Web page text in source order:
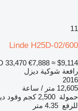
11
Linde H25D-02/600
33,470 €7,888 ≈ $9,114
رافعة شوكية ديزل
2016
12,605 متر / ساعة
حمولة 2,500 كجم وقود
للرفع 4.35 متر